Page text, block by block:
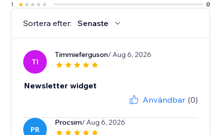
1
0
Sortera efter: Senaste
TI
Timmieferguson/ Aug 6, 2026
Newsletter widget
Användbar (0)
PR
Procsim/ Aug 6, 2026